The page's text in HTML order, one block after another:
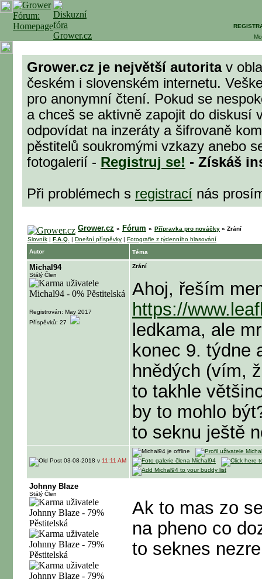
Grower.cz je největší autoritav
českém i slovenském internetu.
pro anonymní čtení. Pokud se
a chceš se aktivně zapojit do diskusí
odpovídat na inzeráty a šifrovaně
pěstitelů soukromými vzkazy anebo
fotogalerií - Registruj se! - Získáš
Při problémech s registrací nás
Grower.cz » Fórum » Přípravka pro nováčky » Zrání
Slovník | F.A.Q. | Dnešní příspěvky | Fotografie z týdenního hlasování
Autor
Téma
Michal94
Stálý Člen
Registrován: May 2017
Příspěvků: 27
Zrání
Ahoj, řeším
https://
ledkama, ale
konec 9. týdne
hnědých (vím,
to takhle
by to mohlo
to seknu ještě
03-08-2018 v 11:11 AM
Johnny Blaze
Stálý Člen
Ak to mas zo
na pheno co
to seknes